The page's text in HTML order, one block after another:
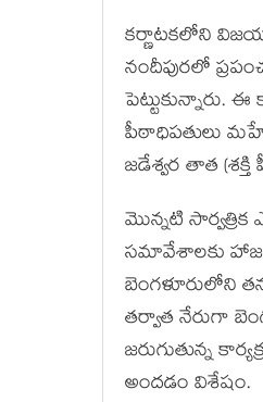
కర్ణాటకలోని
నందీపురలో
పెట్టుకున్నారు.
పీఠాధిపతులు
జడేశ్వర తాత
మొన్నటి సార్వత్రిక
సమావేశాలకు
బెంగళూరులోని
తర్వాత నేరుగా
జరుగుతున్న
అందడం విశేషం.